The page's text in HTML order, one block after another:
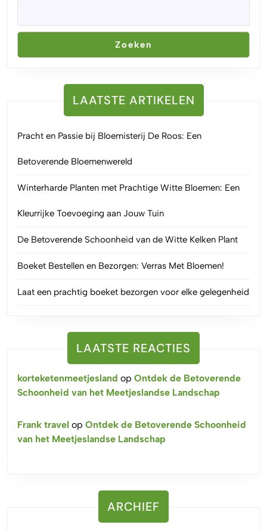
Zoeken
LAATSTE ARTIKELEN
Pracht en Passie bij Bloemisterij De Roos: Een
Betoverende Bloemenwereld
Winterharde Planten met Prachtige Witte Bloemen: Een
Kleurrijke Toevoeging aan Jouw Tuin
De Betoverende Schoonheid van de Witte Kelken Plant
Boeket Bestellen en Bezorgen: Verras Met Bloemen!
Laat een prachtig boeket bezorgen voor elke gelegenheid
LAATSTE REACTIES
korteketenmeetjesland op Ontdek de Betoverende
Schoonheid van het Meetjeslandse Landschap
Frank travel op Ontdek de Betoverende Schoonheid
van het Meetjeslandse Landschap
ARCHIEF